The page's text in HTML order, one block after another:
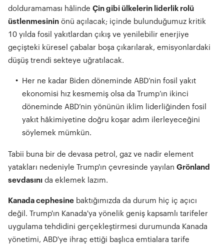
dolduramaması hâlinde Çin gibi ülkelerin liderlik rolü
üstlenmesinin önü açılacak; içinde bulunduğumuz kritik
10 yılda fosil yakıtlardan çıkış ve yenilebilir enerjiye
geçişteki küresel çabalar boşa çıkarılarak, emisyonlardaki
düşüş trendi sekteye uğratılacak.
Her ne kadar Biden döneminde ABD’nin fosil yakıt
ekonomisi hız kesmemiş olsa da Trump’ın ikinci
döneminde ABD’nin yönünün iklim liderliğinden fosil
yakıt hâkimiyetine doğru koşar adım ilerleyeceğini
söylemek mümkün.
Tabii buna bir de devasa petrol, gaz ve nadir element
yatakları nedeniyle Trump'ın çevresinde yayılan Grönland
sevdasını da eklemek lazım.
Kanada cephesine baktığımızda da durum hiç iç açıcı
değil. Trump'ın Kanada'ya yönelik geniş kapsamlı tarifeler
uygulama tehdidini gerçekleştirmesi durumunda Kanada
yönetimi, ABD'ye ihraç ettiği başlıca emtialara tarife